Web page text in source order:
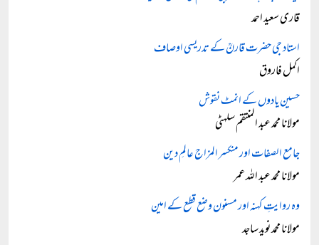
قاری سعید احمد
استاد جی حضرت قارنؒ کے تدریسی اوصاف
اکمل فاروق
حسین یادوں کے انمٹ نقوش
مولانا محمد عبد المنتقم سلہٹی
جامع الصفات اور منکسر المزاج عالمِ دین
مولانا محمد عبد اللہ عمر
وہ روایتِ کہنہ اور مسنون وضع قطع کے امین
مولانا محمد نوید ساجد